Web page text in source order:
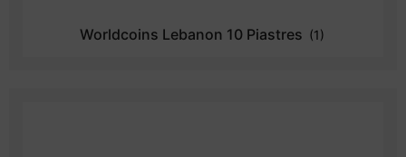
Worldcoins Lebanon 10 Piastres (1)